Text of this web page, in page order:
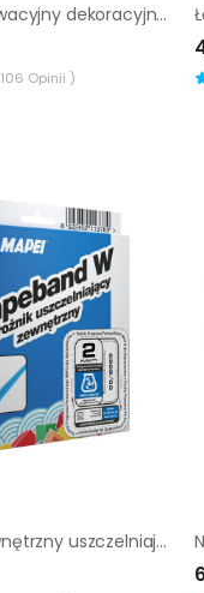
Narożnik elewacyjny dekoracyjny betonowy Brooklyn Grey 0.8 mb Akademia Kamienia
106 Opinii )
Narożnik zewnętrzny uszczelniający MAPEBAND MAPEI